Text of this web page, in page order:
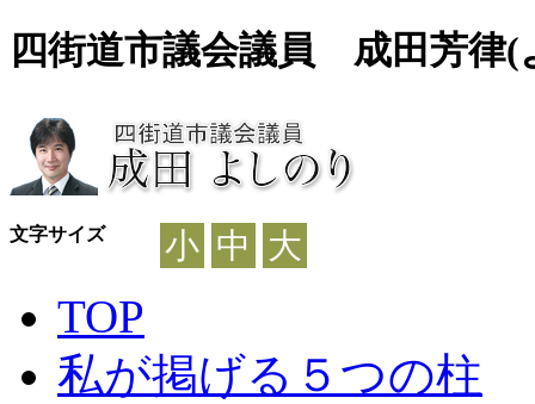
四街道市議会議員 成田芳律(
文字サイズ 小 中 大
TOP
私が掲げる５つの柱